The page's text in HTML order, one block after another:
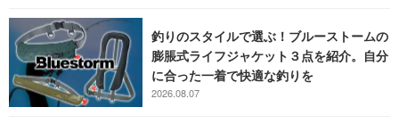
釣りのスタイルで選ぶ！ブルーストームの
膨脹式ライフジャケット３点を紹介。自分
に合った一着で快適な釣りを
2026.08.07